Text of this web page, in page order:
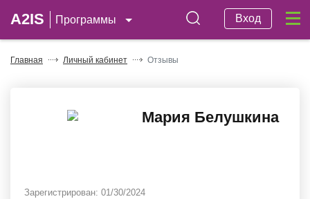
A2IS Программы Вход
Главная Личный кабинет Отзывы
Мария Белушкина
Зарегистрирован: 01/30/2024